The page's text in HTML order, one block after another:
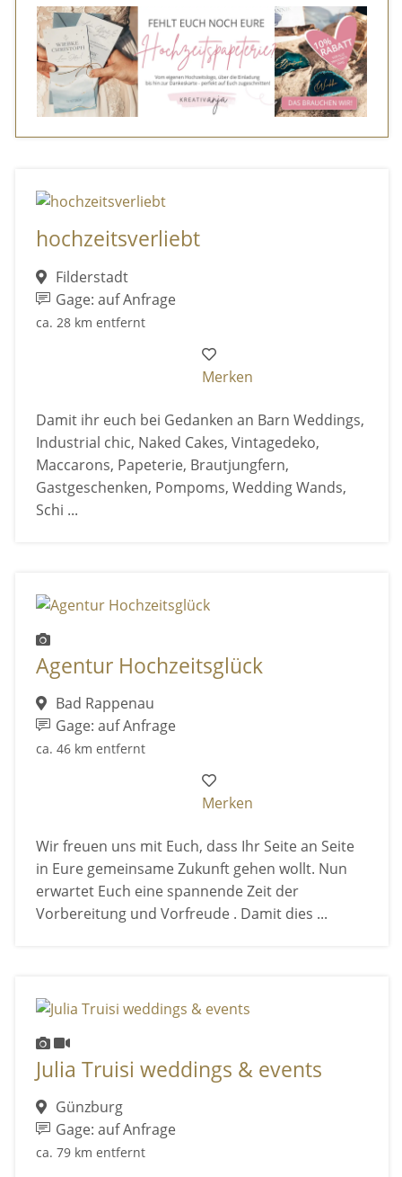
hochzeitsverliebt
Filderstadt
Gage: auf Anfrage
ca. 28 km entfernt
Merken
Damit ihr euch bei Gedanken an Barn Weddings,
Industrial chic, Naked Cakes, Vintagedeko,
Maccarons, Papeterie, Brautjungfern,
Gastgeschenken, Pompoms, Wedding Wands,
Schi ...
Agentur Hochzeitsglück
Bad Rappenau
Gage: auf Anfrage
ca. 46 km entfernt
Merken
Wir freuen uns mit Euch, dass Ihr Seite an Seite
in Eure gemeinsame Zukunft gehen wollt. Nun
erwartet Euch eine spannende Zeit der
Vorbereitung und Vorfreude . Damit dies ...
Julia Truisi weddings & events
Günzburg
Gage: auf Anfrage
ca. 79 km entfernt